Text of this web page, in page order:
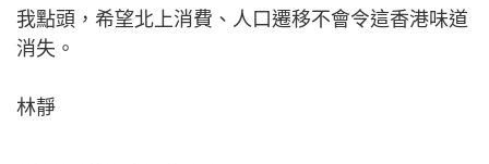
我點頭，希望北上消費、人口遷移不會令這香港味道
消失。
林靜